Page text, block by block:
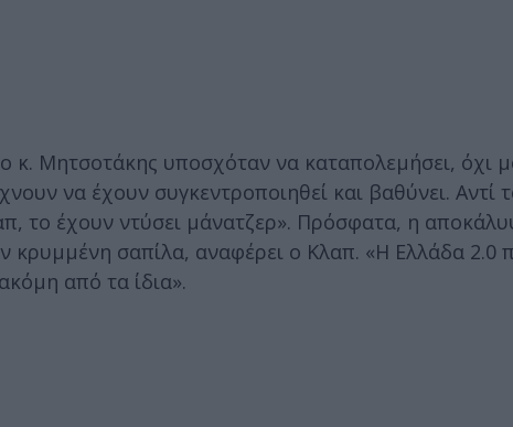
Μητσοτάκης υποσχόταν να καταπολεμήσει, όχι
να έχουν συγκεντροποιηθεί και βαθύνει. Αντί
το έχουν ντύσει μάνατζερ». Πρόσφατα, η
σαπίλα, αναφέρει ο Κλαπ. «Η Ελλάδα 2.0
από τα ίδια».